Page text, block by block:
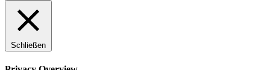
Schließen